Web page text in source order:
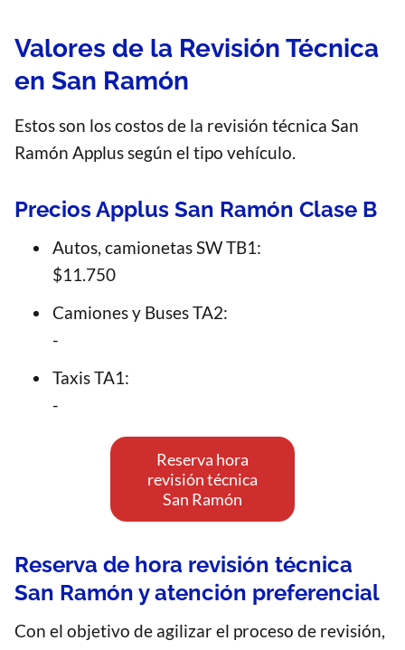
Valores de la Revisión Técnica
en San Ramón
Estos son los costos de la revisión técnica San
Ramón Applus según el tipo vehículo.
Precios Applus San Ramón Clase B
Autos, camionetas SW TB1:
$11.750
Camiones y Buses TA2:
-
Taxis TA1:
-
Reserva hora
revisión técnica
San Ramón
Reserva de hora revisión técnica
San Ramón y atención preferencial
Con el objetivo de agilizar el proceso de revisión,